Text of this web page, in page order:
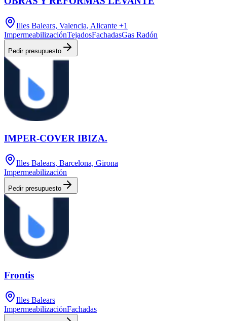
Illes Balears, Valencia, Alicante +1
ImpermeabilizaciónTejadosFachadasGas Radón
Pedir presupuesto
IMPER-COVER IBIZA.
Illes Balears, Barcelona, Girona
Impermeabilización
Pedir presupuesto
Frontis
Illes Balears
ImpermeabilizaciónFachadas